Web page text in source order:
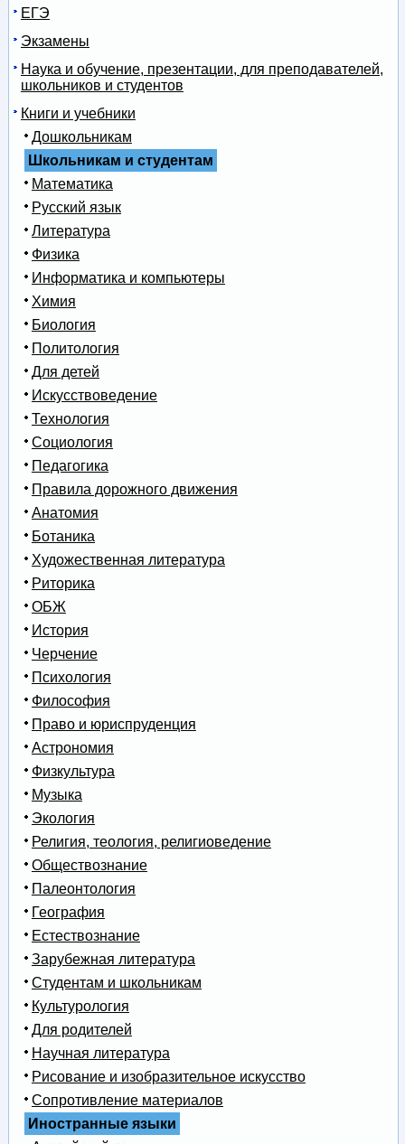
ЕГЭ
Экзамены
Наука и обучение, презентации, для преподавателей,
школьников и студентов
Книги и учебники
Дошкольникам
Школьникам и студентам
Математика
Русский язык
Литература
Физика
Информатика и компьютеры
Химия
Биология
Политология
Для детей
Искусствоведение
Технология
Социология
Педагогика
Правила дорожного движения
Анатомия
Ботаника
Художественная литература
Риторика
ОБЖ
История
Черчение
Психология
Философия
Право и юриспруденция
Астрономия
Физкультура
Музыка
Экология
Религия, теология, религиоведение
Обществознание
Палеонтология
География
Естествознание
Зарубежная литература
Студентам и школьникам
Культурология
Для родителей
Научная литература
Рисование и изобразительное искусство
Сопротивление материалов
Иностранные языки